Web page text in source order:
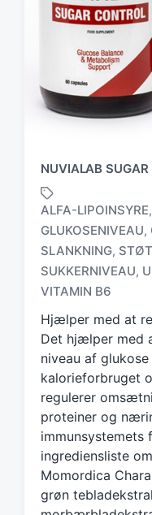
NUVIALAB
T
a
g
e
d
w
i
h
ALFA-LIPOINSYRE,
GLUKOSENIVEAU,
SLANKNING,
SUKKERNIVEAU,
VITAMIN B6
Hjælper med at
Det hjælper med
niveau af
kalorieforbruget
regulerer
proteiner og
immunsystemets
ingrediensliste
Momordica
grøn